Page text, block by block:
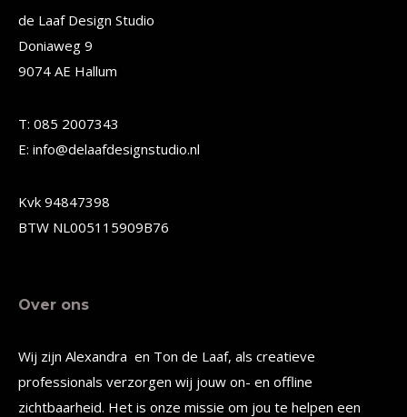
Deze
optie
kan
worden
de
productpagina
de Laaf Design Studio
Doniaweg 9
9074 AE Hallum
T: 085 2007343
E: info@delaafdesignstudio.nl
Kvk 94847398
BTW NL005115909B76
Over ons
Wij zijn Alexandra en Ton de Laaf, als creatieve
professionals verzorgen wij jouw on- en offline
zichtbaarheid. Het is onze missie om jou te helpen een